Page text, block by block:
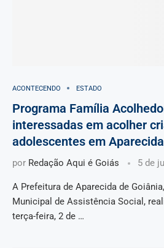
ACONTECENDO ESTADO
Programa Família
interessadas em acolher
adolescentes em Aparecida
por Redação Aqui é Goiás 5 de
A Prefeitura de Aparecida de
Municipal de Assistência Social,
terça-feira, 2 de …